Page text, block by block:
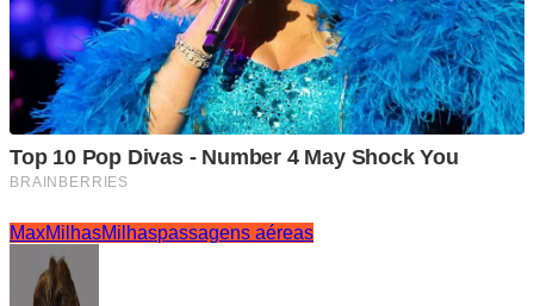
MaxMilhasMilhaspassagens aéreas